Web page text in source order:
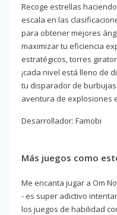
Recoge estrellas
escala en las
para obtener mejores
maximizar tu eficiencia
estratégicos, torres
¡cada nivel está lleno de
tu disparador de
aventura de explosiones
Desarrollador: Famobi
Más juegos como
Me encanta jugar a Om
- es super adictivo
los juegos de habilidad